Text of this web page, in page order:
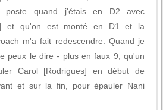
poste quand j'étais en D2 avec
et qu'on est monté en D1 et la
m'a fait redescendre. Quand je
peux le dire - plus en faux 9, qu'un
Carol [Rodrigues] en début de
et sur la fin, pour épauler Nani